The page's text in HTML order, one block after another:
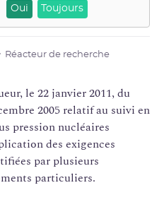
Oui Toujours
Réacteur de recherche
le 22 janvier 2011, du
2005 relatif au suivi en
pression nucléaires
des exigences
par plusieurs
particuliers.